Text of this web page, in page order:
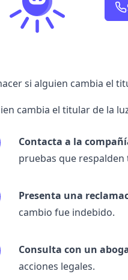
si alguien cambia el
cambia el titular de la
Contacta a la
pruebas que
Presenta una
cambio fue indebido.
Consulta con un
acciones legales.